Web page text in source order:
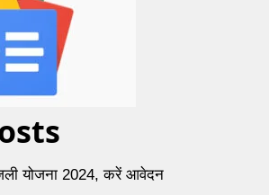
योजना 2024, करें आवेदन